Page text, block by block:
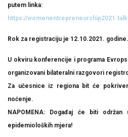
putem linka:
https://
Rok za registraciju je 12.10.2021. godine.
U okviru konferencije i programa
organizovani bilateralni razgovori
Za učesnice iz regiona bit će
noćenje.
NAPOMENA: Događaj će biti
epidemioloških mjera!